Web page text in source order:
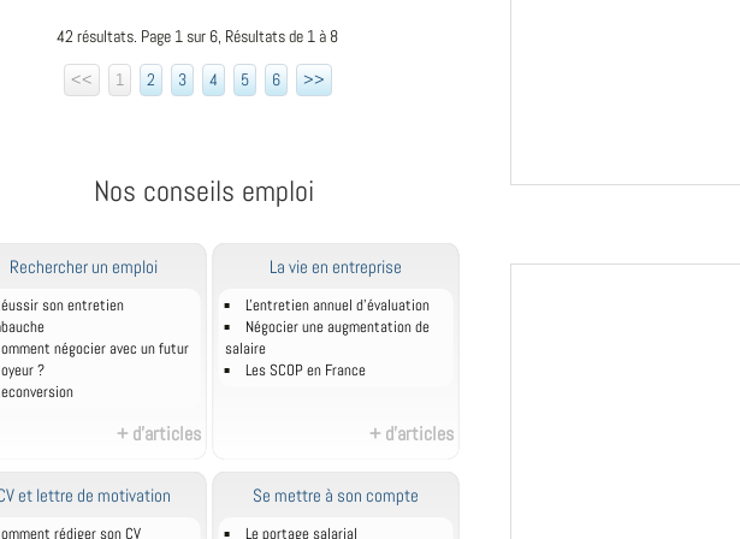
42 résultats. Page 1 sur 6, Résultats de 1 à 8
<<
1 2 3 4 5 6 >>
Nos conseils emploi
Rechercher un emploi
son entretien
négocier avec un futur
?
+ d'articles
La vie en entreprise
L'entretien annuel d’évaluation
Négocier une augmentation de
salaire
Les SCOP en France
+ d'articles
et lettre de motivation
rédiger son CV
Se mettre à son compte
Le portage salarial